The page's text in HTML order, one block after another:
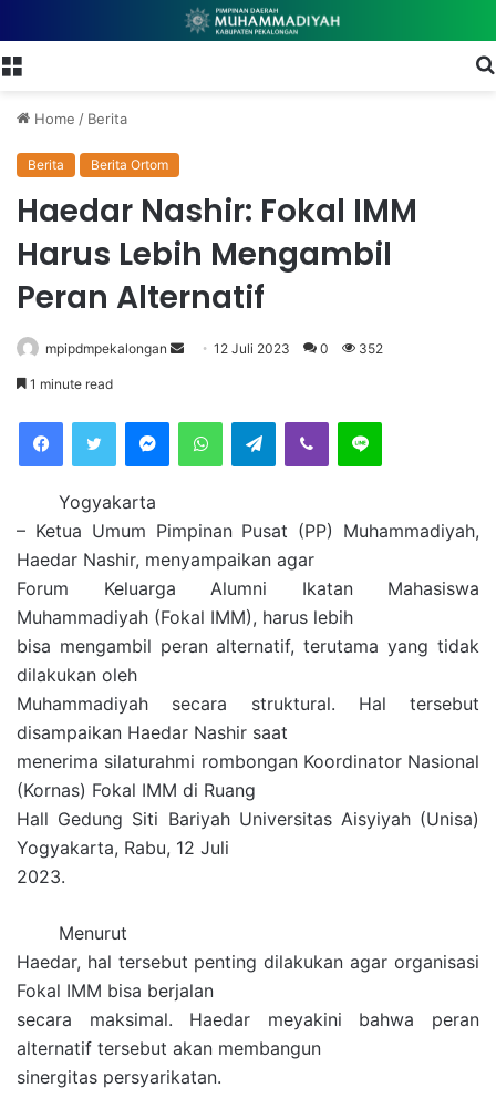
Home / Berita
Berita Berita Ortom
Haedar Nashir: Fokal IMM
Harus Lebih Mengambil
Peran Alternatif
mpipdmpekalongan
m
a
l
12 Juli 2023 0 352
1 minute read
Telegram
Yogyakarta
– Ketua Umum Pimpinan Pusat (PP) Muhammadiyah,
Haedar Nashir, menyampaikan agar
Forum Keluarga Alumni Ikatan Mahasiswa
Muhammadiyah (Fokal IMM), harus lebih
bisa mengambil peran alternatif, terutama yang tidak
dilakukan oleh
Muhammadiyah secara struktural. Hal tersebut
disampaikan Haedar Nashir saat
menerima silaturahmi rombongan Koordinator Nasional
(Kornas) Fokal IMM di Ruang
Hall Gedung Siti Bariyah Universitas Aisyiyah (Unisa)
Yogyakarta, Rabu, 12 Juli
2023.
Menurut
Haedar, hal tersebut penting dilakukan agar organisasi
Fokal IMM bisa berjalan
secara maksimal. Haedar meyakini bahwa peran
alternatif tersebut akan membangun
sinergitas persyarikatan.